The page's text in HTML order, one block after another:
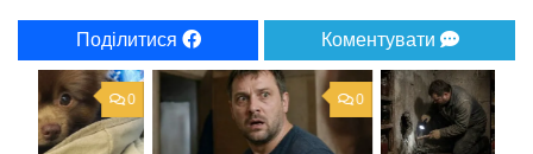
Поділитися Коментувати
0
0